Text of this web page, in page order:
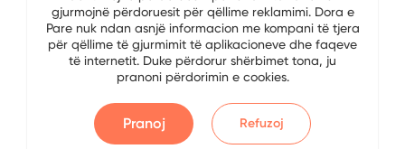
E-mail
Numri i Telefonit
gjurmojnë përdoruesit për qëllime reklamimi. Dora e
Pare nuk ndan asnjë informacion me kompani të tjera
për qëllime të gjurmimit të aplikacioneve dhe faqeve
të internetit. Duke përdorur shërbimet tona, ju
pranoni përdorimin e cookies.
Pranoj Refuzoj